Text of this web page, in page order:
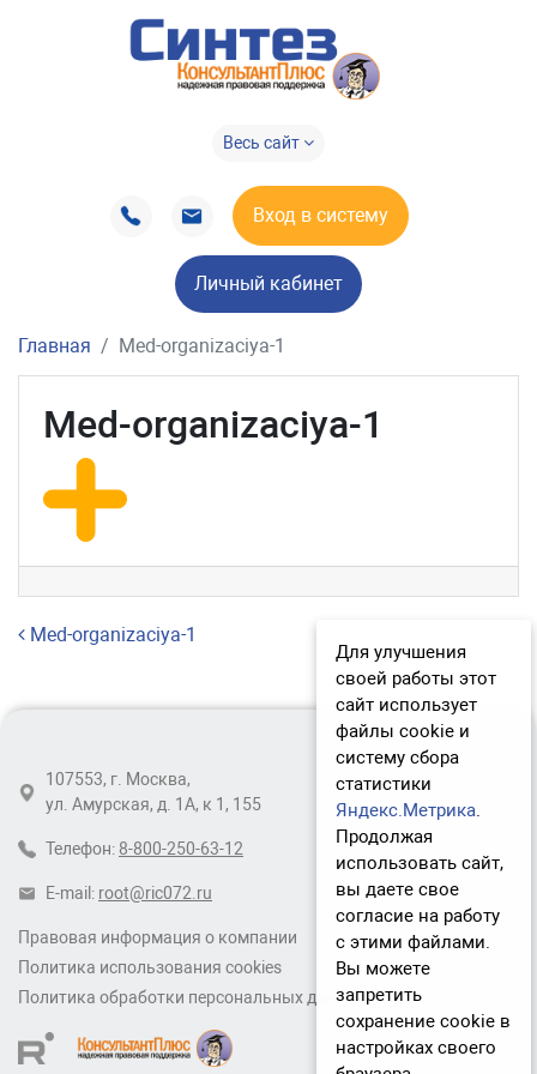
Весь сайт
Вход в систему
Личный кабинет
Главная Med-organizaciya-1
Med-organizaciya-1
Навигация по записям
Med-organizaciya-1
Правовая информация о компании
Политика использования cookies
Политика обработки персональных данных
107553, г. Москва,
ул. Амурская, д. 1А, к 1, 155
Телефон: 8-800-250-63-12
E-mail: root@ric072.ru
Для улучшения
своей работы этот
сайт использует
файлы cookie и
систему сбора
статистики
Яндекс.Метрика.
Продолжая
использовать сайт,
вы даете свое
согласие на работу
с этими файлами.
Вы можете
запретить
сохранение cookie в
настройках своего